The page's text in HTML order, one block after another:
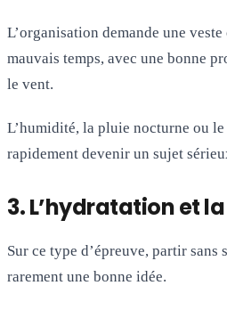
L’organisation demande une
mauvais temps, avec une bonne
le vent.
L’humidité, la pluie nocturne ou
rapidement devenir un sujet
3. L’hydratation et
Sur ce type d’épreuve, partir sans
rarement une bonne idée.